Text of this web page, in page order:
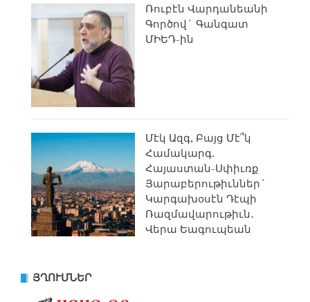
Ռուբէն Վարդանեանի
Գործով` Գանգատ
ՄԻԵԴ-ին
Մէկ Ազգ, Բայց Մէ՞կ
Համակարգ.
Հայաստան-Սփիւռք
Յարաբերութիւններ`
Կարգախօսէն Դէպի
Ռազմավարութիւն․
Վերա Եագուպեան
ՅՂՈՒՄՆԵՐ